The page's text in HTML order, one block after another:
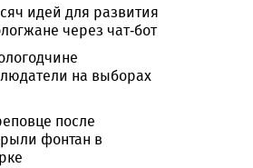
идей для развития
через чат-бот
на выборах
после
фонтан в